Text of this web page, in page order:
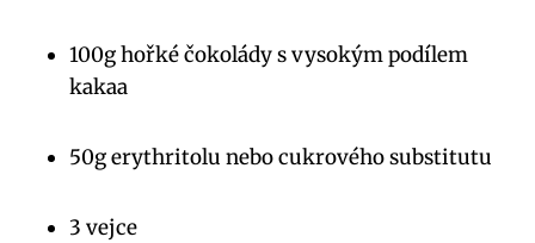
100g hořké čokolády‌ s vysokým podílem
⁢kakaa
50g erythritolu nebo cukrového substitutu
3 vejce